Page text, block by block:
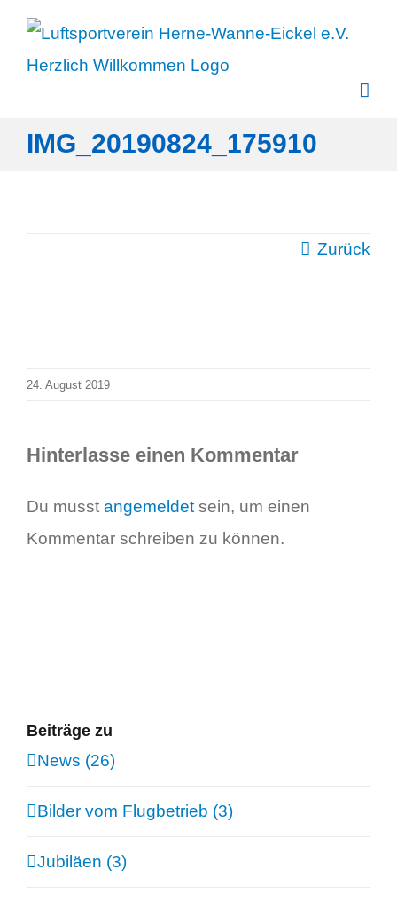
Zum
IMG_20190824_175910
Zurück
24. August 2019
Hinterlasse einen Kommentar
Du musst angemeldet sein, um einen
Kommentar schreiben zu können.
Beiträge zu
News (26)
Bilder vom Flugbetrieb (3)
Jubiläen (3)